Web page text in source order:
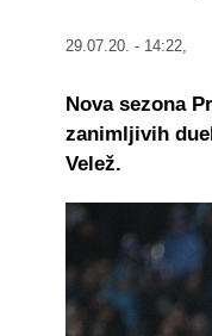
29.07.20. - 14:22,
Nova sezona
zanimljivih
Velež.